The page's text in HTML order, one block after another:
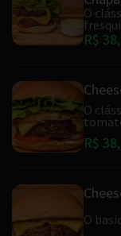
O
R$
O
R$
O